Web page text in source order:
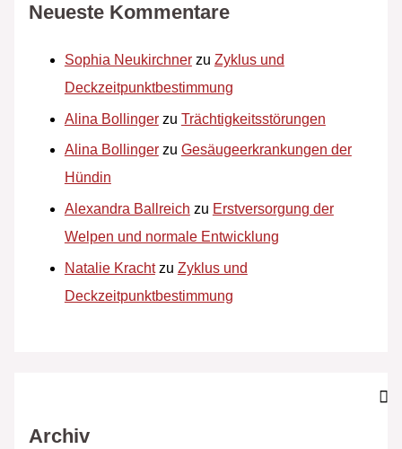
Neueste Kommentare
Sophia Neukirchnerzu Zyklus und
Deckzeitpunktbestimmung
Alina Bollingerzu Trächtigkeitsstörungen
Alina Bollingerzu Gesäugeerkrankungen der
Hündin
Alexandra Ballreich zu Erstversorgung der
Welpen und normale Entwicklung
Natalie Krachtzu Zyklus und
Deckzeitpunktbestimmung
Archiv